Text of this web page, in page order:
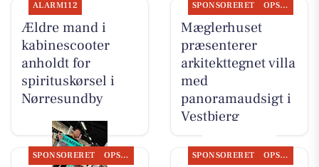
ALARM112
Ældre mand i
kabinescooter
anholdt for
spirituskørsel i
Nørresundby
SPONSORERET OPSLAGSTAVLEN
Mæglerhuset
præsenterer
arkitekttegnet villa
med
panoramaudsigt i
Vestbjerg
SPONSORERET OPSLAGSTAVLEN SPONSORERET OPSLAGSTAVLEN